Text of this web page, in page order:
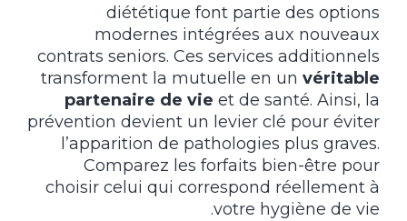
diététique font partie des options
modernes intégrées aux nouveaux
contrats seniors. Ces services additionnels
transforment la mutuelle en un véritable
partenaire de vie et de santé. Ainsi, la
prévention devient un levier clé pour éviter
l’apparition de pathologies plus graves.
Comparez les forfaits bien-être pour
choisir celui qui correspond réellement à
votre hygiène de vie.